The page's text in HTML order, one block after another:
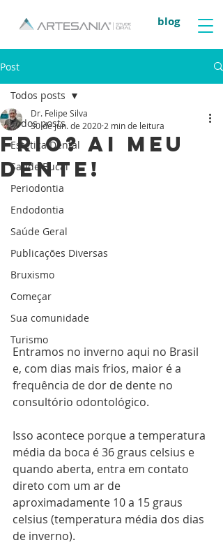
blog
Post
Todos posts
Estética Dental
Saúde Bucal
Periodontia
Endodontia
Saúde Geral
Publicações Diversas
Bruxismo
Começar
Sua comunidade
Turismo
Todos posts
Frio? Ai meu
dente!
Dr. Felipe Silva
30 de jun. de 2020 2 min de leitura
Entramos no inverno aqui no Brasil
e, com dias mais frios, maior é a
frequência de dor de dente no
consultório odontológico.
Isso acontece porque a temperatura
média da boca é 36 graus celsius e
quando aberta, entra em contato
direto com um ar de
aproximadamente 10 a 15 graus
celsius (temperatura média dos dias
de inverno).